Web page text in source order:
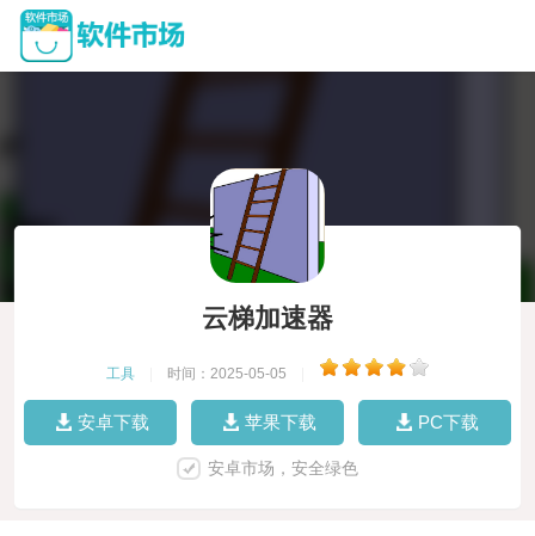
云梯加速器
工具 时间：2025-05-05
安卓下载 苹果下载 PC下载
安卓市场，安全绿色